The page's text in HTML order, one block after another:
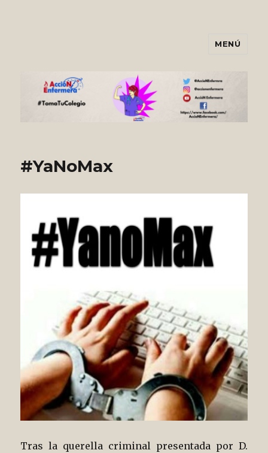
Asociación AccióNEnfermera
MENÚ
#YaNoMax
Tras la querella criminal presentada por D.